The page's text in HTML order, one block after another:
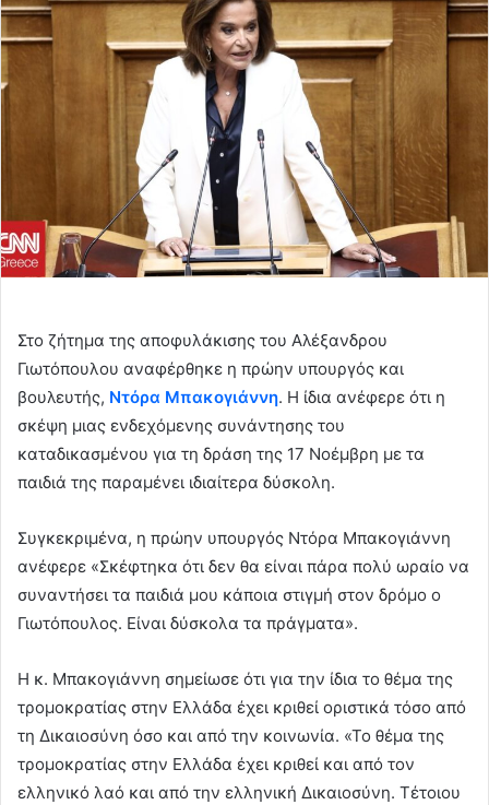
Στο ζήτημα της αποφυλάκισης του Αλέξανδρου
Γιωτόπουλου αναφέρθηκε η πρώην υπουργός και
βουλευτής, Ντόρα Μπακογιάννη. Η ίδια ανέφερε ότι η
σκέψη μιας ενδεχόμενης συνάντησης του
καταδικασμένου για τη δράση της 17 Νοέμβρη με τα
παιδιά της παραμένει ιδιαίτερα δύσκολη.
Συγκεκριμένα, η πρώην υπουργός Ντόρα Μπακογιάννη
ανέφερε «Σκέφτηκα ότι δεν θα είναι πάρα πολύ ωραίο να
συναντήσει τα παιδιά μου κάποια στιγμή στον δρόμο ο
Γιωτόπουλος. Είναι δύσκολα τα πράγματα».
Η κ. Μπακογιάννη σημείωσε ότι για την ίδια το θέμα της
τρομοκρατίας στην Ελλάδα έχει κριθεί οριστικά τόσο από
τη Δικαιοσύνη όσο και από την κοινωνία. «Το θέμα της
τρομοκρατίας στην Ελλάδα έχει κριθεί και από τον
ελληνικό λαό και από την ελληνική Δικαιοσύνη. Τέτοιου